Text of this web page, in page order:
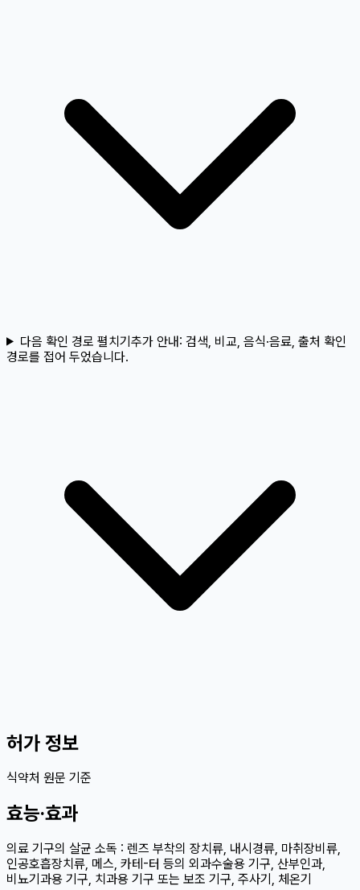
다음 확인 경로 펼치기추가 안내: 검색, 비교, 음식·음료, 출처 확인
경로를 접어 두었습니다.
허가 정보
식약처 원문 기준
효능·효과
의료 기구의 살균 소독 : 렌즈 부착의 장치류, 내시경류, 마취장비류,
인공호흡장치류, 메스, 카테-터 등의 외과수술용 기구, 산부인과,
비뇨기과용 기구, 치과용 기구 또는 보조 기구, 주사기, 체온기